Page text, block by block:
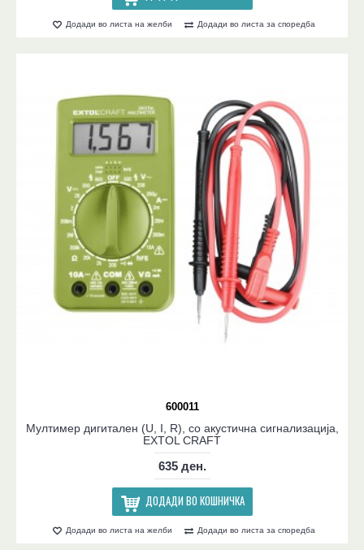
Додади во листа на желби Додади во листа за споредба
600011
Мултимер дигитален (U, I, R), со акустична сигнализација,
EXTOL CRAFT
635 ден.
ДОДАДИ ВО КОШНИЧКА
Додади во листа на желби Додади во листа за споредба